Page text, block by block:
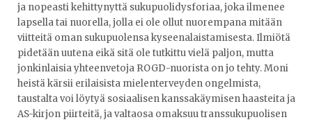
ja nopeasti kehittynyttä sukupuolidysforiaa, joka ilmenee
lapsella tai nuorella, jolla ei ole ollut nuorempana mitään
viitteitä oman sukupuolensa kyseenalaistamisesta. Ilmiötä
pidetään uutena eikä sitä ole tutkittu vielä paljon, mutta
jonkinlaisia yhteenvetoja ROGD-nuorista on jo tehty. Moni
heistä kärsii erilaisista mielenterveyden ongelmista,
taustalta voi löytyä sosiaalisen kanssakäymisen haasteita ja
AS-kirjon piirteitä, ja valtaosa omaksuu transsukupuolisen